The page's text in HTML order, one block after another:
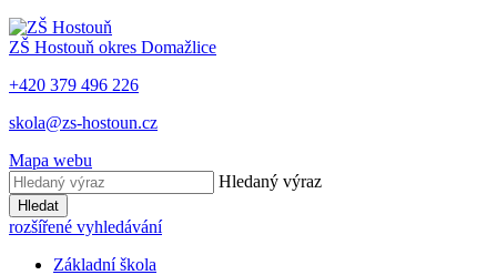
ZŠ Hostouň okres Domažlice
+420 379 496 226
skola@zs-hostoun.cz
Mapa webu
Hledaný výraz
Hledat
rozšířené vyhledávání
Základní škola